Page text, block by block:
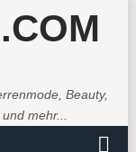
Beauty,
mehr...